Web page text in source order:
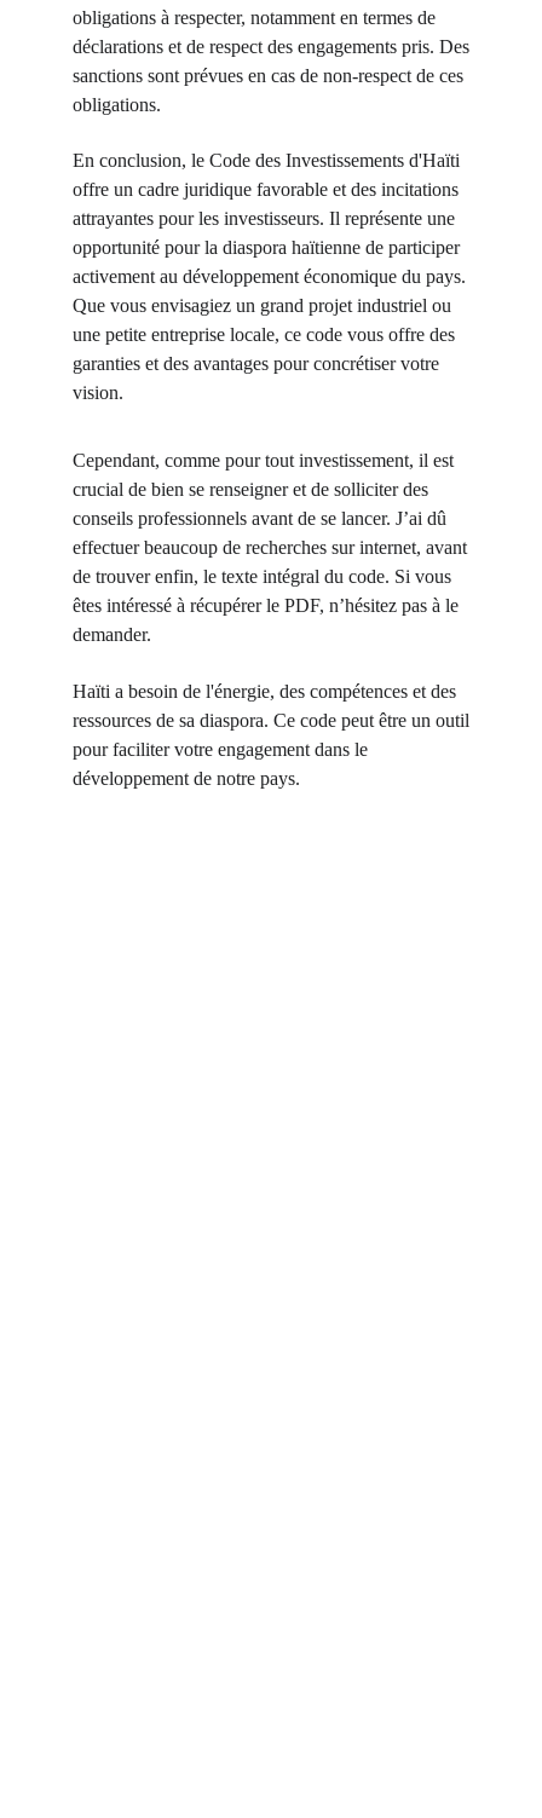
obligations à respecter, notamment en termes de
déclarations et de respect des engagements pris. Des
sanctions sont prévues en cas de non-respect de ces
obligations.
En conclusion, le Code des Investissements d'Haïti
offre un cadre juridique favorable et des incitations
attrayantes pour les investisseurs. Il représente une
opportunité pour la diaspora haïtienne de participer
activement au développement économique du pays.
Que vous envisagiez un grand projet industriel ou
une petite entreprise locale, ce code vous offre des
garanties et des avantages pour concrétiser votre
vision.
Cependant, comme pour tout investissement, il est
crucial de bien se renseigner et de solliciter des
conseils professionnels avant de se lancer. J’ai dû
effectuer beaucoup de recherches sur internet, avant
de trouver enfin, le texte intégral du code. Si vous
êtes intéressé à récupérer le PDF, n’hésitez pas à le
demander.
Haïti a besoin de l'énergie, des compétences et des
ressources de sa diaspora. Ce code peut être un outil
pour faciliter votre engagement dans le
développement de notre pays.